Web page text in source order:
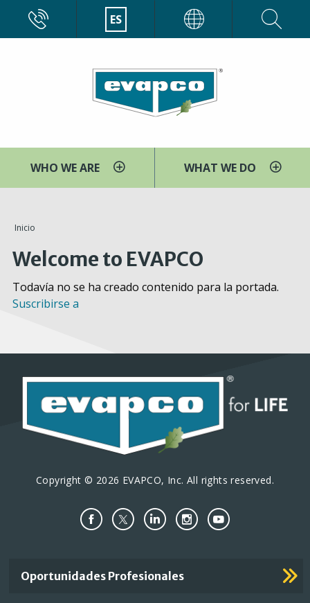
contenido
ES
WHO WE ARE WHAT WE DO
You
are
here
Inicio
Welcome to EVAPCO
Todavía no se ha creado contenido para la portada.
Suscribirse a
Copyright © 2026 EVAPCO, Inc. All rights reserved.
Important
Footer
Oportunidades Profesionales